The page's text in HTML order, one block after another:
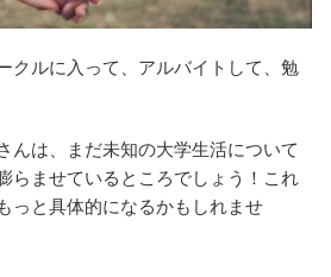
クルに入って、アルバイトして、勉
んは、まだ未知の大学生活について
らませているところでしょう！これ
っと具体的になるかもしれませ